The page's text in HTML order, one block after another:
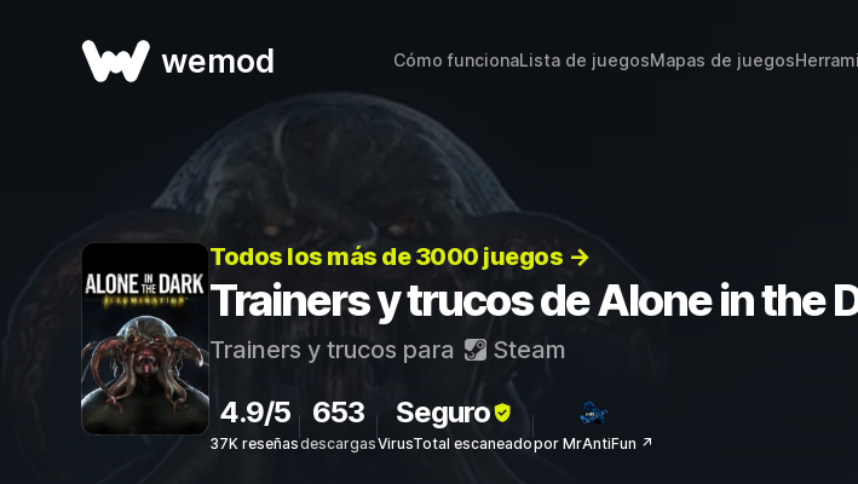
wemod Cómo funcionaLista de juegosMapas de juegos
Todos los más de 3000 juegos →
Trainers y trucos de Alone in the
Trainers y trucos para Steam
4.9/5
37K reseñas
653
descargas
Seguro
VirusTotal escaneadopor MrAntiFun ↗